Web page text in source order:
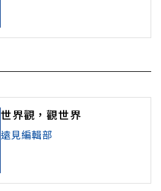
世界觀，觀世界
遠見編輯部